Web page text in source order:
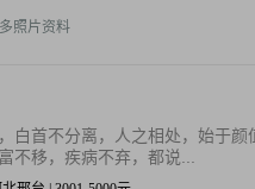
照片资料
白首不分离，人之相处，始于
不移，疾病不弃，都说...